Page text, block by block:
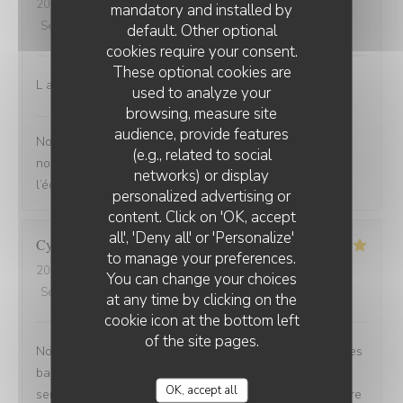
mandatory and installed by
default. Other optional
cookies require your consent.
These optional cookies are
used to analyze your
browsing, measure site
audience, provide features
(e.g., related to social
networks) or display
personalized advertising or
content. Click on 'OK, accept
all', 'Deny all' or 'Personalize'
to manage your preferences.
You can change your choices
at any time by clicking on the
cookie icon at the bottom left
of the site pages.
OK, accept all
2026-07-26
- 13:00 - Guests 2
Service
Ambiance :5 /5 Food :5/5 Value
L accueil Ambiance du resto Qualité de la viande
Brasserie du Théâtre has replied to this review
Nous sommes ravis que votre expérience vous ait plu,
nous transmettons vos compliments à l’ensemble de
l’équipe ! L’équipe de la brasserie du théâtre
Cyrille
2026-07-25
- 20:30 - Guests 2
Service
Ambiance /5 Food : 5 Value :
Nous avons été très bien reçu avec une table proche des
baies vitrées comme demandé lors de la réservation un
service rapide les plats sont bons . Restaurant est propre